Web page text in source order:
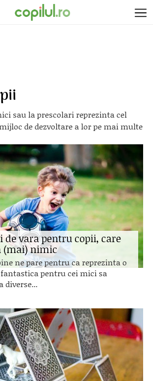
sau la prescolari reprezinta cel
de dezvoltare a lor pe mai multe
de vara pentru copii, care
(mai) nimic
ne pare pentru ca reprezinta o
pentru cei mici sa
diverse...